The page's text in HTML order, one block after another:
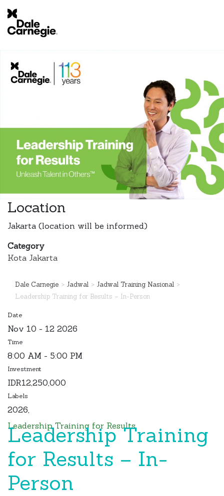
Location
Jakarta (location will be informed)
Category
Kota Jakarta
Dale Carnegie > Jadwal > Jadwal Training Nasional >
Leadership Training for Results – In-Person
Date
Nov 10 - 12 2026
Time
8:00 AM - 5:00 PM
Investment
IDR12,250,000
Labels
2026,
Leadership Training for Results
Leadership Training
for Results – In-
Person